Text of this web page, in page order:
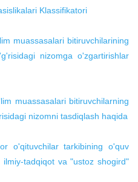
Klassifikatori
muassasalari bitiruvchilarining
nizomga o'zgartirishlar
muassasalari bitiruvchilarning
nizomni tasdiqlash haqida
o'qituvchilar tarkibining o'quv
tadqiqot va "ustoz shogird"